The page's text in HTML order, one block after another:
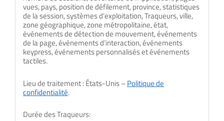
vues, pays, position de défilement, province, statistiques
de la session, systèmes d'exploitation, Traqueurs, ville,
zone géographique, zone métropolitaine, état,
événements de détection de mouvement, événements
de la page, événements d’interaction, événements
keypress, événements personnalisés et événements
tactiles.
Lieu de traitement : États-Unis –Politique de
confidentialité.
Durée des Traqueurs: